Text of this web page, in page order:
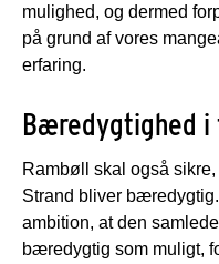
mulighed, og dermed
på grund af vores
erfaring.
Bæredygtighed i
Rambøll skal også
Strand bliver
ambition, at den
bæredygtig som muligt,